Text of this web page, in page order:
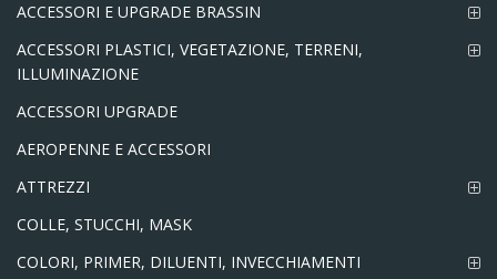
ACCESSORI E UPGRADE BRASSIN
ACCESSORI PLASTICI, VEGETAZIONE, TERRENI,
ILLUMINAZIONE
ACCESSORI UPGRADE
AEROPENNE E ACCESSORI
ATTREZZI
COLLE, STUCCHI, MASK
COLORI, PRIMER, DILUENTI, INVECCHIAMENTI